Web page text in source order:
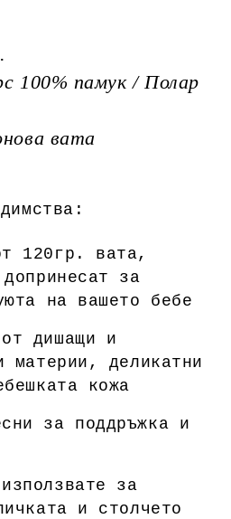
100% памук / Полар
вата
120гр. вата,
за
на вашето бебе
дишащи и
материи, деликатни
кожа
за поддръжка и
за
и столчето